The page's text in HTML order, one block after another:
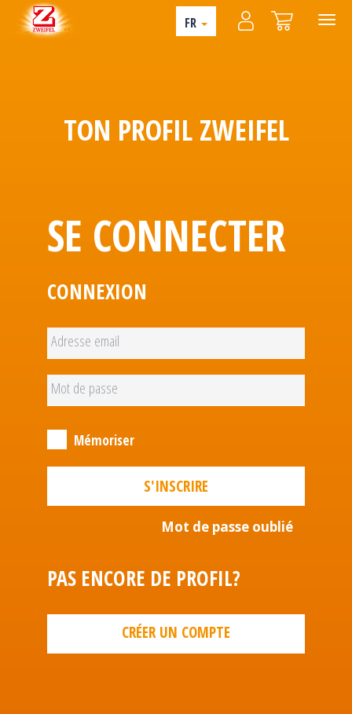
FR
TON PROFIL ZWEIFEL
SE CONNECTER
CONNEXION
Mémoriser
S'INSCRIRE
Mot de passe oublié
PAS ENCORE DE PROFIL?
CRÉER UN COMPTE